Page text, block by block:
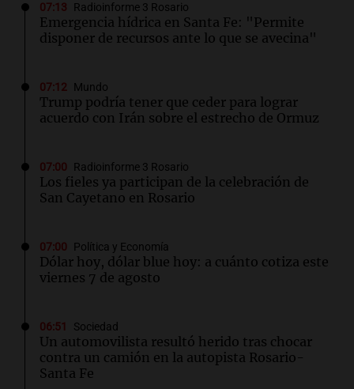
07:13 Radioinforme 3 Rosario
Emergencia hídrica en Santa Fe: "Permite
disponer de recursos ante lo que se avecina"
07:12 Mundo
Trump podría tener que ceder para lograr
acuerdo con Irán sobre el estrecho de Ormuz
07:00 Radioinforme 3 Rosario
Los fieles ya participan de la celebración de
San Cayetano en Rosario
07:00 Política y Economía
Dólar hoy, dólar blue hoy: a cuánto cotiza este
viernes 7 de agosto
06:51 Sociedad
Un automovilista resultó herido tras chocar
contra un camión en la autopista Rosario-
Santa Fe